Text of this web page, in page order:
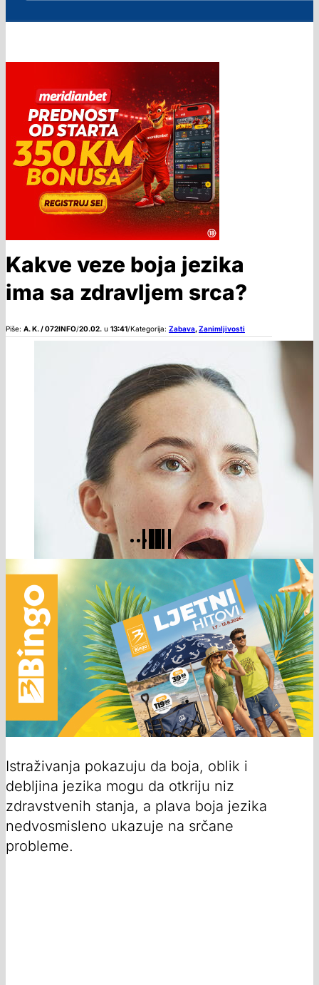
Kakve veze boja jezika
ima sa zdravljem srca?
Piše: A. K. / 072INFO/20.02. u 13:41/Kategorija: Zabava,Zanimljivosti
Istraživanja pokazuju da boja, oblik i
debljina jezika mogu da otkriju niz
zdravstvenih stanja, a plava boja jezika
nedvosmisleno ukazuje na srčane
probleme.